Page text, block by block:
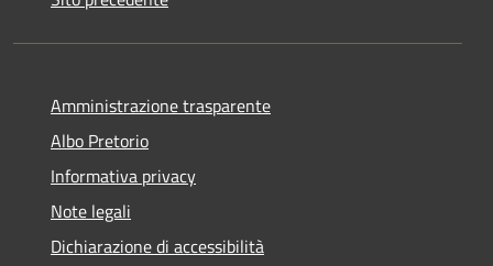
Amministrazione trasparente
Albo Pretorio
Informativa privacy
Note legali
Dichiarazione di accessibilità